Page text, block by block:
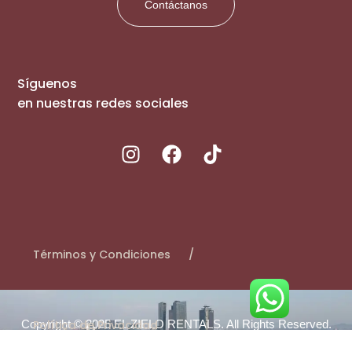
Contáctanos
Síguenos
en nuestras redes sociales
Términos y Condiciones
Política de Privacidad
Copyright © 2025 EL ZIELO RENTALS. All Rights Reserved.